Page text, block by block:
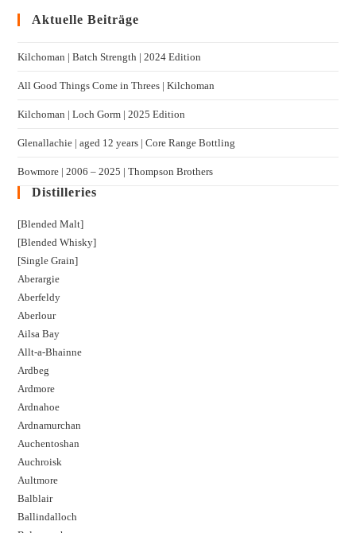
Aktuelle Beiträge
Kilchoman | Batch Strength | 2024 Edition
All Good Things Come in Threes | Kilchoman
Kilchoman | Loch Gorm​ | 2025 Edition
Glenallachie | aged 12 years | Core Range Bottling
Bowmore | 2006 – 2025 | Thompson Brothers
Distilleries
[Blended Malt]
[Blended Whisky]
[Single Grain]
Aberargie
Aberfeldy
Aberlour
Ailsa Bay
Allt-a-Bhainne
Ardbeg
Ardmore
Ardnahoe
Ardnamurchan
Auchentoshan
Auchroisk
Aultmore
Balblair
Ballindalloch